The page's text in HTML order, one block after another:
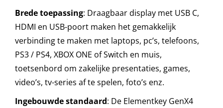
Brede toepassing: Draagbaar display met USB C,
HDMI en USB-poort maken het gemakkelijk
verbinding te maken met laptops, pc’s, telefoons,
PS3 / PS4, XBOX ONE of Switch en muis,
toetsenbord om zakelijke presentaties, games,
video’s, tv-series af te spelen, foto’s enz.
Ingebouwde standaard: De Elementkey GenX4